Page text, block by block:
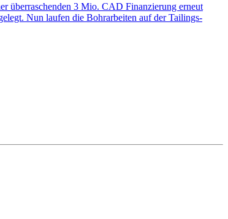
überraschenden 3 Mio. CAD Finanzierung erneut
Nun laufen die Bohrarbeiten auf der Tailings-